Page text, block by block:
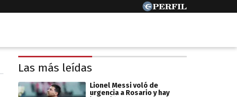
Las más leídas
Lionel Messi voló de
urgencia a Rosario y hay